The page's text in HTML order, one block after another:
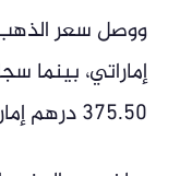
375.50 درهم إماراتي.